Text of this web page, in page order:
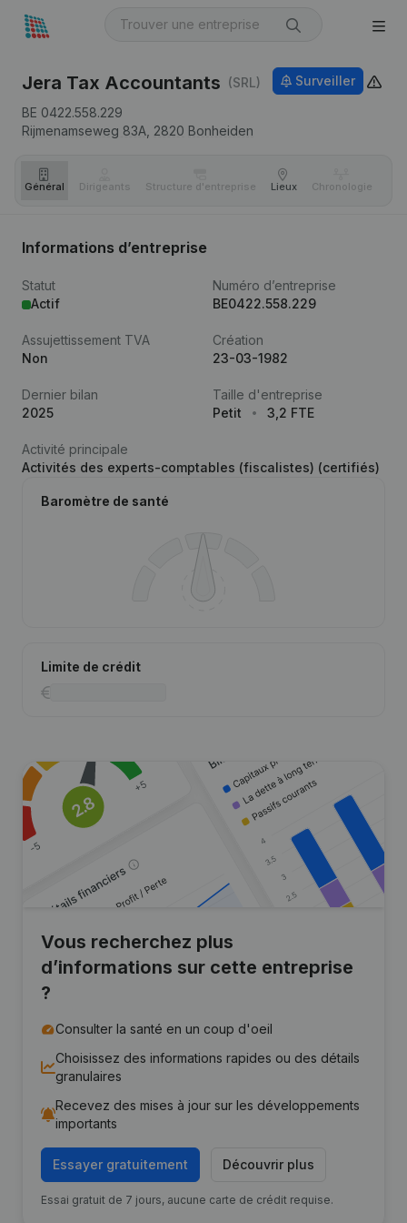
Jera Tax Accountants (SRL)
BE 0422.558.229
Rijmenamseweg 83A, 2820 Bonheiden
Surveiller
Général Dirigeants Structure d'entreprise Lieux Chronologie
Informations d’entreprise
Statut
Actif
Numéro d’entreprise
BE0422.558.229
Assujettissement TVA
Non
Création
23-03-1982
Dernier bilan
2025
Taille d'entreprise
Petit
3,2 FTE
Activité principale
Activités des experts-comptables (fiscalistes) (certifiés)
Baromètre de santé
Limite de crédit
Vous recherchez plus
d’informations sur cette entreprise
?
Consulter la santé en un coup d'oeil
Choisissez des informations rapides ou des détails
granulaires
Recevez des mises à jour sur les développements
importants
Essayer gratuitement Découvrir plus
Essai gratuit de 7 jours, aucune carte de crédit requise.